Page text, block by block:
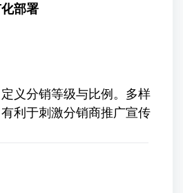
部署
义分销等级与比例。多样
利于刺激分销商推广宣传